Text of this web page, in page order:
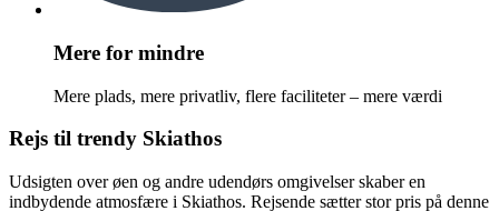
Mere for mindre
Mere plads, mere privatliv, flere faciliteter – mere værdi
Rejs til trendy Skiathos
Udsigten over øen og andre udendørs omgivelser skaber en
indbydende atmosfære i Skiathos. Rejsende sætter stor pris på denne